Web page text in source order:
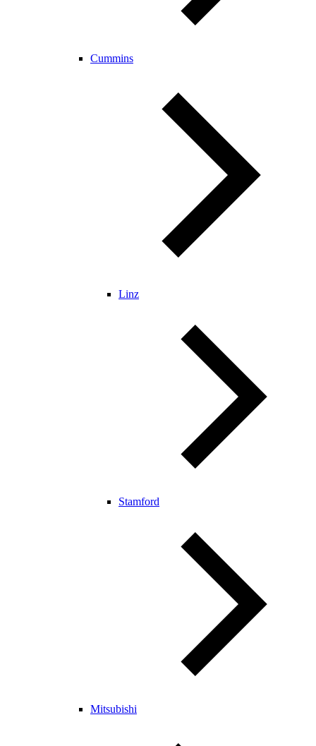
Cummins
Linz
Stamford
Mitsubishi